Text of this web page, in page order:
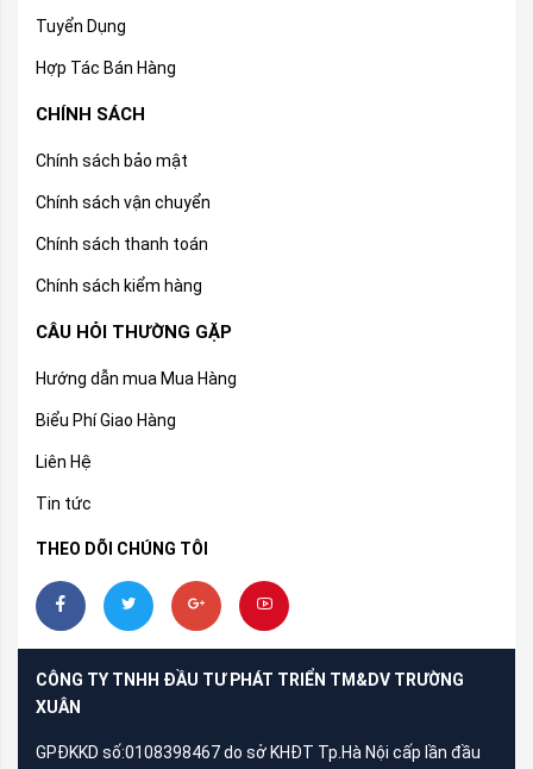
Tuyển Dụng
Hợp Tác Bán Hàng
CHÍNH SÁCH
Chính sách bảo mật
Chính sách vận chuyển
Chính sách thanh toán
Chính sách kiểm hàng
CÂU HỎI THƯỜNG GẶP
Hướng dẫn mua Mua Hàng
Biểu Phí Giao Hàng
Liên Hệ
Tin tức
THEO DÕI CHÚNG TÔI
CÔNG TY TNHH ĐẦU TƯ PHÁT TRIỂN TM&DV TRƯỜNG
XUÂN
GPĐKKD số:0108398467 do sở KHĐT Tp.Hà Nội cấp lần đầu